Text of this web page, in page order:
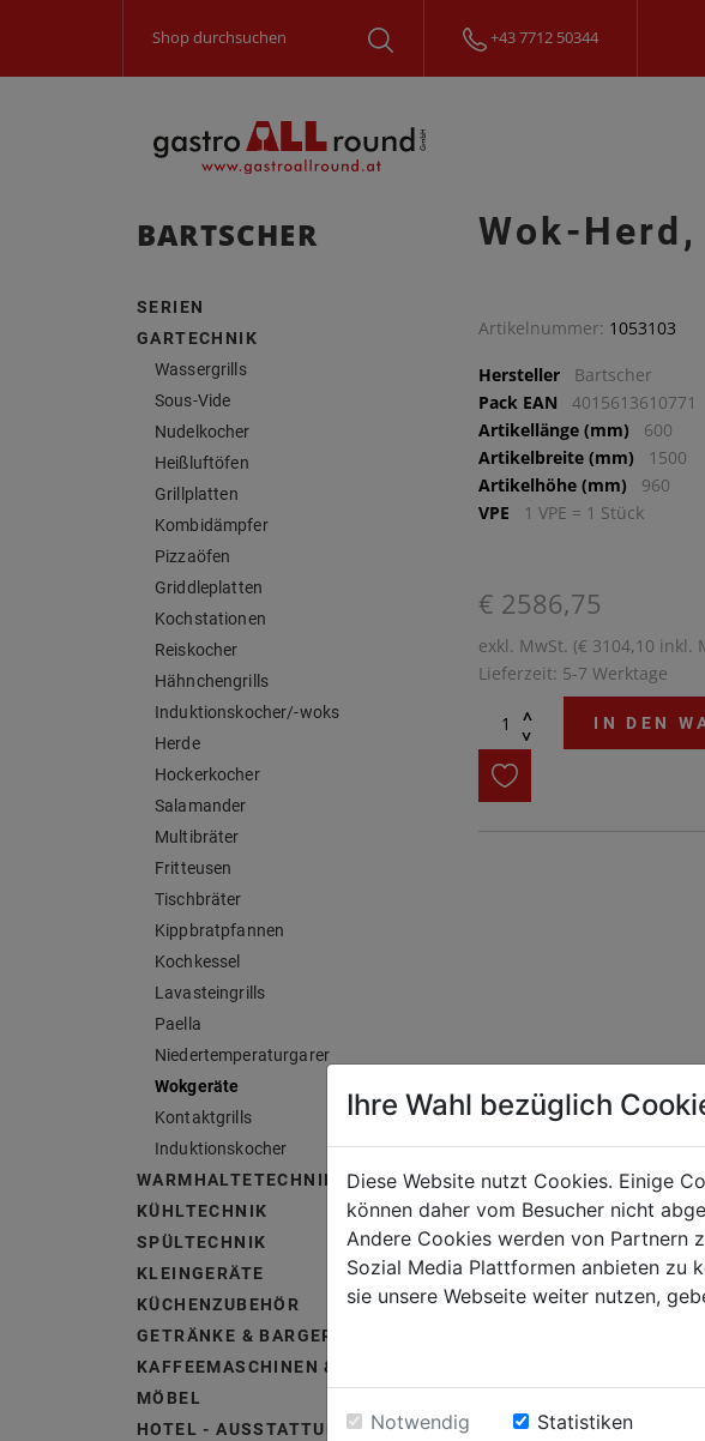
+43 7712 50344
BARTSCHER
SERIEN
GARTECHNIK
Wassergrills
Sous-Vide
Nudelkocher
Heißluftöfen
Grillplatten
Kombidämpfer
Pizzaöfen
Griddleplatten
Kochstationen
Reiskocher
Hähnchengrills
Induktionskocher/-woks
Herde
Hockerkocher
Salamander
Multibräter
Fritteusen
Tischbräter
Kippbratpfannen
Kochkessel
Lavasteingrills
Paella
Niedertemperaturgarer
Wokgeräte
Kontaktgrills
Induktionskocher
WARMHALTETECHNIK
KÜHLTECHNIK
SPÜLTECHNIK
KLEINGERÄTE
KÜCHENZUBEHÖR
GETRÄNKE & BARGERÄTE
KAFFEEMASCHINEN & ZUBEHÖR
MÖBEL
HOTEL - AUSSTATTUNG &
Wok-
Artikelnummer: 1053103
Hersteller
Bartscher
Pack EAN
4015613610771
Artikellänge (mm)
600
Artikelbreite (mm)
1500
Artikelhöhe (mm)
960
VPE
1 VPE = 1 Stück
€ 2586,75
exkl. MwSt. (€ 3104,10 inkl.
Lieferzeit: 5-7 Werktage
^
^
IN DEN
Ihre Wahl bezüglich
Diese Website nutzt Cookies. Einige
können daher vom Besucher nicht
Andere Cookies werden von Partnern
Sozial Media Plattformen anbieten zu
sie unsere Webseite weiter nutzen,
Notwendig Statistiken